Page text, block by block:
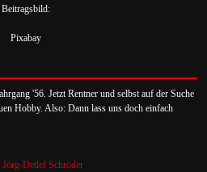
Beitragsbild:
Pixabay
'56. Jetzt Rentner und selbst auf der Suche
Hobby. Also: Dann lass uns doch einfach
Detlef Schröder